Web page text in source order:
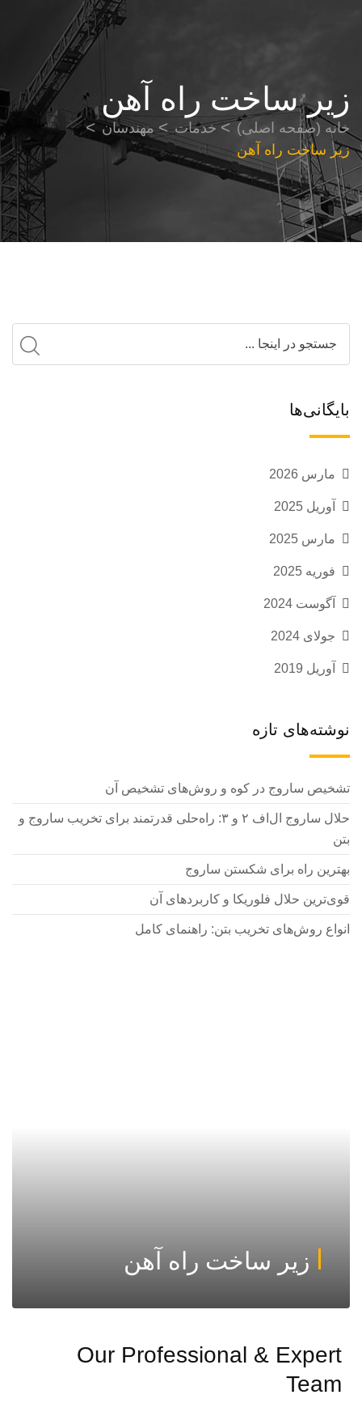
زیر ساخت راه آهن
خانه (صفحه اصلی) خدمات
مهندسان
زیر ساخت راه آهن
بایگانی‌ها
مارس 2026
آوریل 2025
مارس 2025
فوریه 2025
آگوست 2024
جولای 2024
آوریل 2019
نوشته‌های تازه
تشخیص ساروج در کوه و روش‌های تشخیص آن
حلال ساروج ال‌اف ۲ و ۳: راه‌حلی قدرتمند برای تخریب ساروج و
بتن
بهترین راه برای شکستن ساروج
قوی‌ترین حلال فلوریکا و کاربردهای آن
انواع روش‌های تخریب بتن: راهنمای کامل
زیر ساخت راه آهن
Our Professional & Expert
Team